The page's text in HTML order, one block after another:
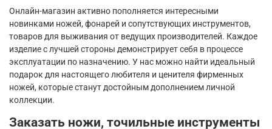
Онлайн-магазин активно пополняется интересными
новинками ножей, фонарей и сопутствующих инструментов,
товаров для выживания от ведущих производителей. Каждое
изделие с лучшей стороны демонстрирует себя в процессе
эксплуатации по назначению. У нас можно найти идеальный
подарок для настоящего любителя и ценителя фирменных
ножей, которые станут достойным дополнением личной
коллекции.
Заказать ножи, точильные инструменты